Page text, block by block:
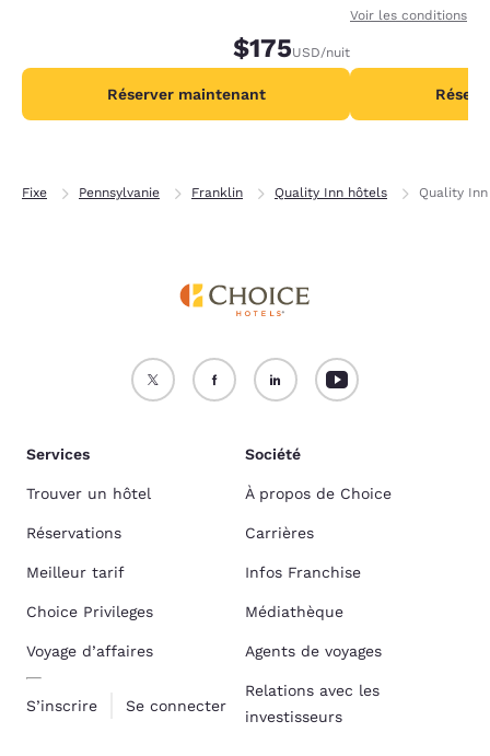
$175USD/nuit
Réserver maintenant
progression vers
par nuit.
Voir les conditions
Fixe Pennsylvanie Franklin Quality Inn hôtels Quality
Services
Trouver un hôtel
Réservations
Meilleur tarif
Choice Privileges
Voyage d’affaires
S’inscrire Se connecter
Société
À propos de Choice
Carrières
Infos Franchise
Médiathèque
Agents de voyages
Relations avec les
investisseurs